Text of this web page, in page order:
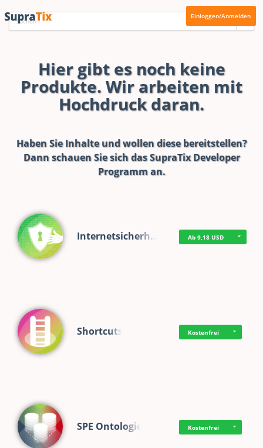
Einloggen/Anmelden
Hier gibt es noch keine
Produkte. Wir arbeiten mit
Hochdruck daran.
Haben Sie Inhalte und wollen diese bereitstellen?
Dann schauen Sie sich dasSupraTix Developer
Programman.
Internetsicherh… Ab 9,18 USD
Shortcuts Kostenfrei
SPE Ontologie Kostenfrei